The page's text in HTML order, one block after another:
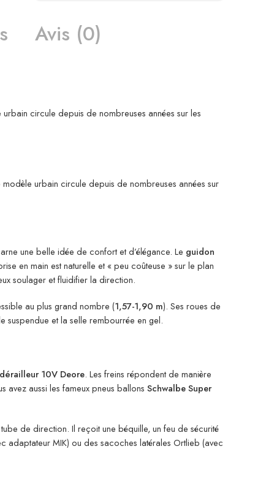
Avis (0)
circule depuis de nombreuses années sur les
urbain circule depuis de nombreuses années sur
une belle idée de confort et d’élégance. Le guidon
en main est naturelle et « peu coûteuse » sur le plan
soulager et fluidifier la direction.
au plus grand nombre (1,57-1,90 m). Ses roues de
suspendue et la selle rembourrée en gel.
dérailleur 10V Deore. Les freins répondent de manière
avez aussi les fameux pneus ballons Schwalbe Super
de direction. Il reçoit une béquille, un feu de sécurité
adaptateur MIK) ou des sacoches latérales Ortlieb (avec